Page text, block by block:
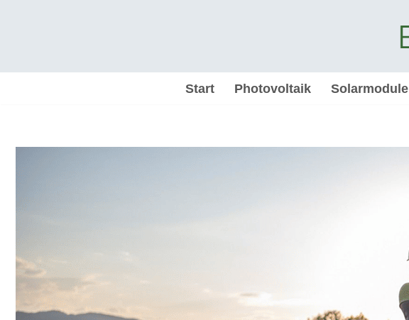
springen
Start Photovoltaik Solarmodule